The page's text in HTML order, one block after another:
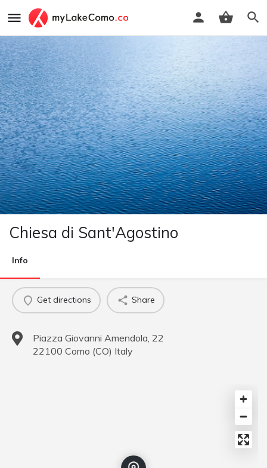
Chiesa di Sant'Agostino
Info
Get directions Share
Piazza Giovanni Amendola, 22
22100 Como (CO) Italy